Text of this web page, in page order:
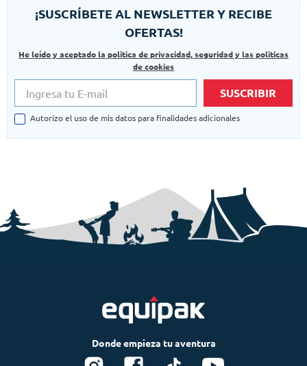
¡SUSCRÍBETE AL NEWSLETTER Y RECIBE
OFERTAS!
He leído y aceptado la politica de privacidad, seguridad y las politicas
de cookies
SUSCRIBIR
Autorizo el uso de mis datos para finalidades adicionales